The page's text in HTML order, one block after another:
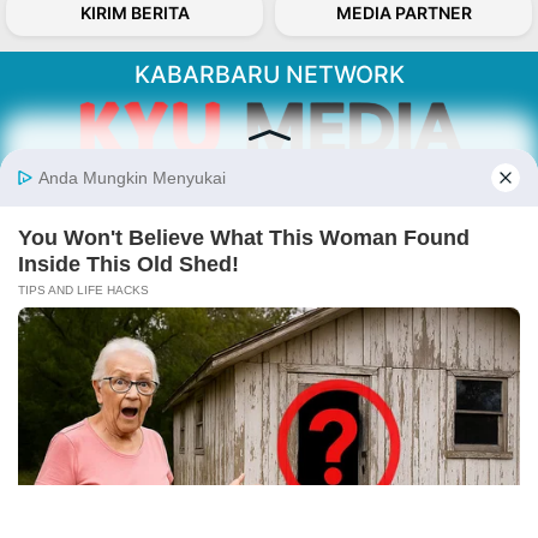
KIRIM BERITA MEDIA PARTNER
KABARBARU NETWORK
Kabarbaru.co menyajikan berita aktual dan
serta terverifikasi dari sumber yang tepat.
Follow Kabarbaru